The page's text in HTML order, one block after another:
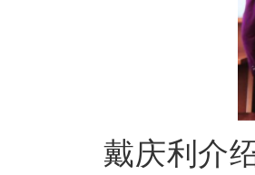
戴庆利介绍